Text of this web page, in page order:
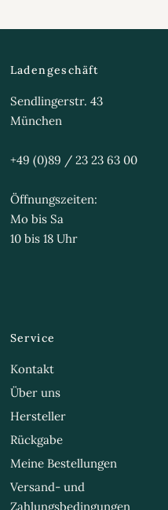
Ladengeschäft
Sendlingerstr. 43
München
+49 (0)89 / 23 23 63 00
Öffnungszeiten:
Mo bis Sa
10 bis 18 Uhr
Service
Kontakt
Über uns
Hersteller
Rückgabe
Meine Bestellungen
Versand- und
Zahlungsbedingungen